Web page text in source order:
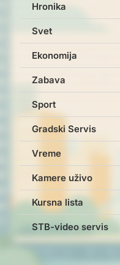
Hronika
Svet
Ekonomija
Zabava
Sport
Gradski Servis
Vreme
Kamere uživo
Kursna lista
STB-video servis